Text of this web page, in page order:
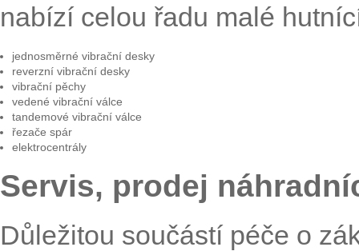
nabízí celou řadu malé
jednosměrné vibrační desky
reverzní vibrační desky
vibrační pěchy
vedené vibrační válce
tandemové vibrační válce
řezače spár
elektrocentrály
Servis, prodej
Důležitou součástí péče o